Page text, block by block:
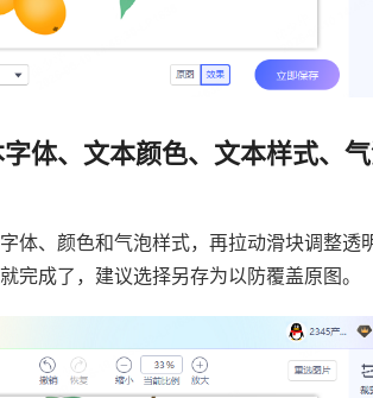
体、文本颜色、文本样式、
体、颜色和气泡样式，再拉动滑块调整透
完成了，建议选择另存为以防覆盖原图。